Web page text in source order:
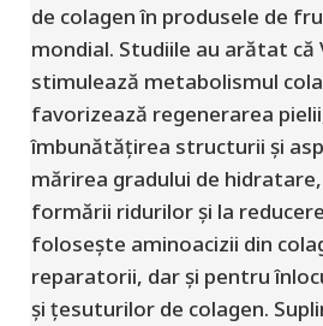
de colagen în produsele de
mondial. Studiile au arătat că
stimulează metabolismul
favorizează regenerarea
îmbunătățirea structurii și
mărirea gradului de
formării ridurilor și la
folosește aminoacizii din
reparatorii, dar și pentru
și țesuturilor de colagen.